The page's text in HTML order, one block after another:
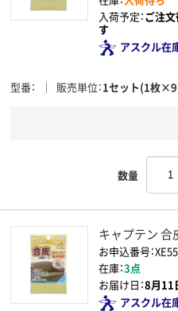
入荷予定：ご注
す
アスクル在
型番 販売単位 1セット(1枚
数量
キャプテン 合
お申込番号：
在庫：3点
お届け日：8月11
アスクル在